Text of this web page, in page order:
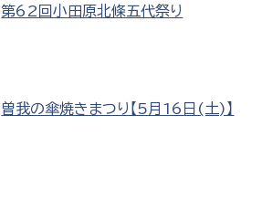
第62回小田原北條五代祭り
曽我の傘焼きまつり【5月16日(土)】